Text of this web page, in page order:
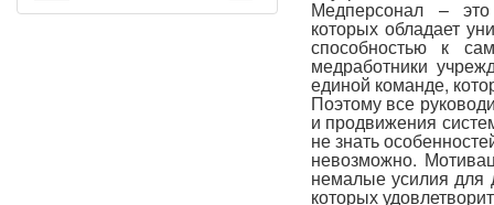
Медперсонал –
которых обладает
способностью к
медработники
единой команде,
Поэтому все
и продвижения
не знать
невозможно.
немалые усилия для
которых